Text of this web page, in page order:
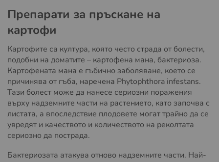
Препарати за пръскане на
картофи
Картофите са култура, която често страда от болести,
подобни на доматите – картофена мана, бактериоза.
Картофената мана е гъбично заболяване, което се
причинява от гъба, наречена Phytophthora infestans.
Тази болест може да нанесе сериозни поражения
върху надземните части на растението, като започва с
листата, а впоследствие плодовете могат трайно да се
увредят и качеството и количеството на реколтата
сериозно да пострада.
Бактериозата атакува отново надземните части. Най-